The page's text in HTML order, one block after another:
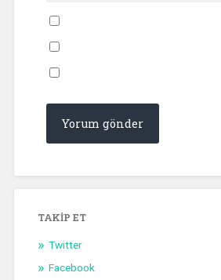
TAKIP ET
Twitter
Facebook